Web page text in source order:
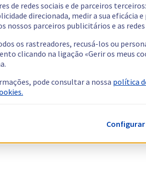
de redes sociais e de parceiros
direcionada, medir a sua eficácia
nossos parceiros publicitários e as redes
os rastreadores, recusá-los ou
clicando na ligação «Gerir os meus
pode consultar a nossa política
Configurar